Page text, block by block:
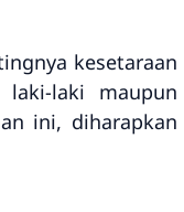
kesetaraan
laki maupun
ini, diharapkan